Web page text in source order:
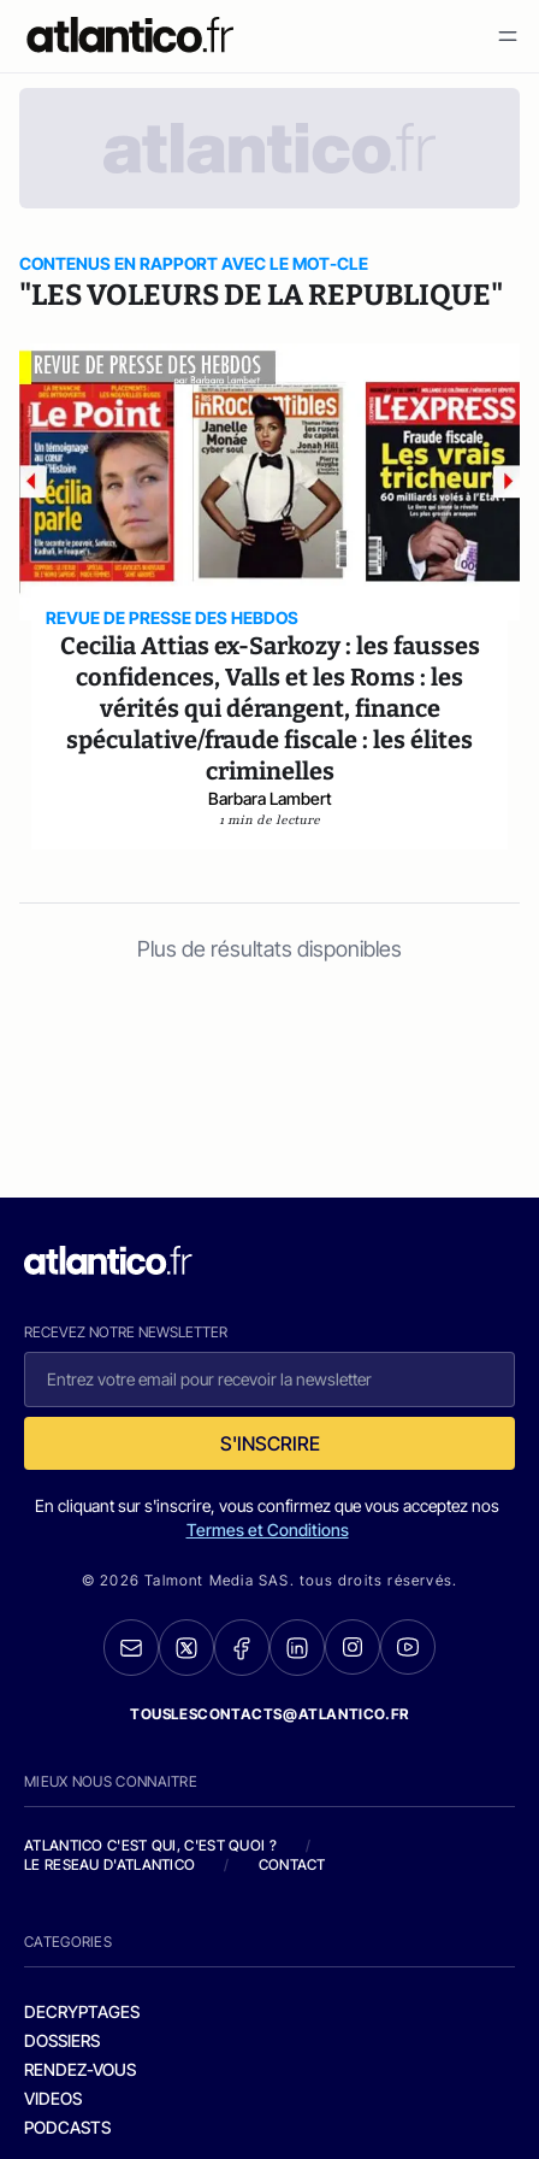
CONTENUS EN RAPPORT AVEC LE MOT-CLE
"LES VOLEURS DE LA REPUBLIQUE"
REVUE DE PRESSE DES HEBDOS
Cecilia Attias ex-Sarkozy : les fausses
confidences, Valls et les Roms : les
vérités qui dérangent, finance
spéculative/fraude fiscale : les élites
criminelles
Barbara Lambert
1 min de lecture
Plus de résultats disponibles
RECEVEZ NOTRE NEWSLETTER
S'INSCRIRE
En cliquant sur s'inscrire, vous confirmez que vous acceptez nos
Termes et Conditions
© 2026 Talmont Media SAS. tous droits réservés.
TOUSLESCONTACTS@ATLANTICO.FR
MIEUX NOUS CONNAITRE
ATLANTICO C'EST QUI, C'EST QUOI ?
/
LE RESEAU D'ATLANTICO
/ CONTACT
CATEGORIES
DECRYPTAGES
DOSSIERS
RENDEZ-VOUS
VIDEOS
PODCASTS